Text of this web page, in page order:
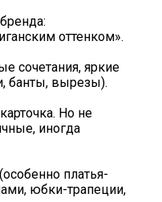
оттенком».
сочетания, яркие
банты, вырезы).
Но не
иногда
платья-
юбки-трапеции,